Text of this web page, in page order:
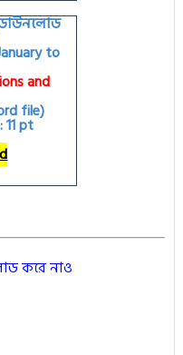
ডাউনলোড
to
and
file)
pt
করে নাও